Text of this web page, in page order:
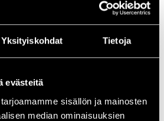
Yksityiskohdat Tietoja
evästeitä
sisällön ja mainosten
median ominaisuuksien